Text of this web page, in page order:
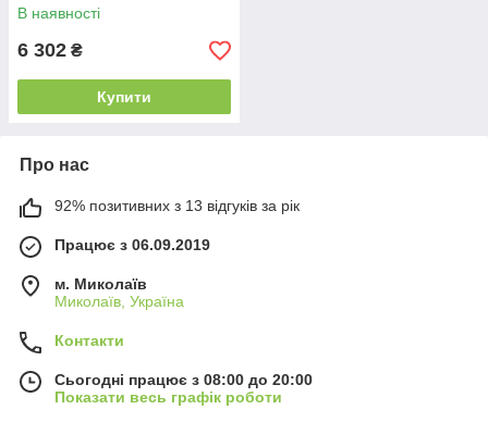
В наявності
6 302 ₴
Купити
Про нас
92% позитивних з 13 відгуків за рік
Працює з 06.09.2019
м. Миколаїв
Миколаїв, Україна
Контакти
Сьогодні працює з 08:00 до 20:00
Показати весь графік роботи